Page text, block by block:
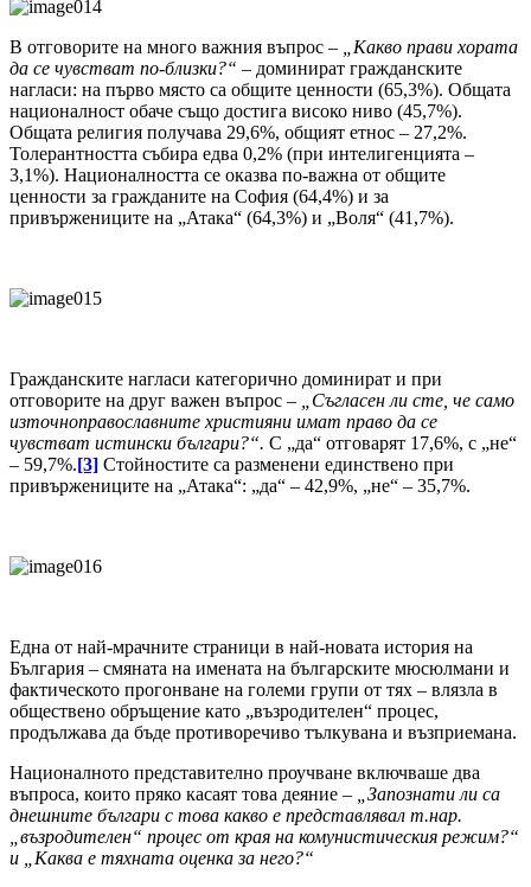
В отговорите на много важния въпрос –
„Какво прави хората
да се чувстват по-близки?“ – доминират гражданските
нагласи: на първо място са общите ценности (65,3%). Общата
националност обаче също достига високо ниво (45,7%).
Общата религия получава 29,6%, общият етнос – 27,2%.
Толерантността събира едва 0,2% (при интелигенцията –
3,1%). Националността се оказва по-важна от общите
ценности за гражданите на София (64,4%) и за
привържениците на „Атака“ (64,3%) и „Воля“ (41,7%).
Гражданските нагласи категорично доминират и при
отговорите на друг важен въпрос –
„Съгласен ли сте, че само
източноправославните християни имат право да се
чувстват истински българи?“. С „да“ отговарят 17,6%, с „не“
– 59,7%.[3] Стойностите са разменени единствено при
привържениците на „Атака“: „да“ – 42,9%, „не“ – 35,7%.
Една от най-мрачните страници в най-новата история на
България – смяната на имената на българските мюсюлмани и
фактическото прогонване на големи групи от тях – влязла в
обществено обръщение като „възродителен“ процес,
продължава да бъде противоречиво тълкувана и възприемана.
Националното представително проучване включваше два
въпроса, които пряко касаят това деяние –
„Запознати ли са
днешните българи с това какво е представлявал т.нар.
„възродителен“ процес от края на комунистическия режим?“
и „Каква е тяхната оценка за него?“